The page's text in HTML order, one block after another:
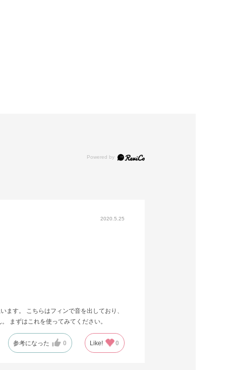
2020.5.25
ます。 こちらはフィンで音を出しており、
まずはこれを使ってみてください。
参考になった 0 Like! 0